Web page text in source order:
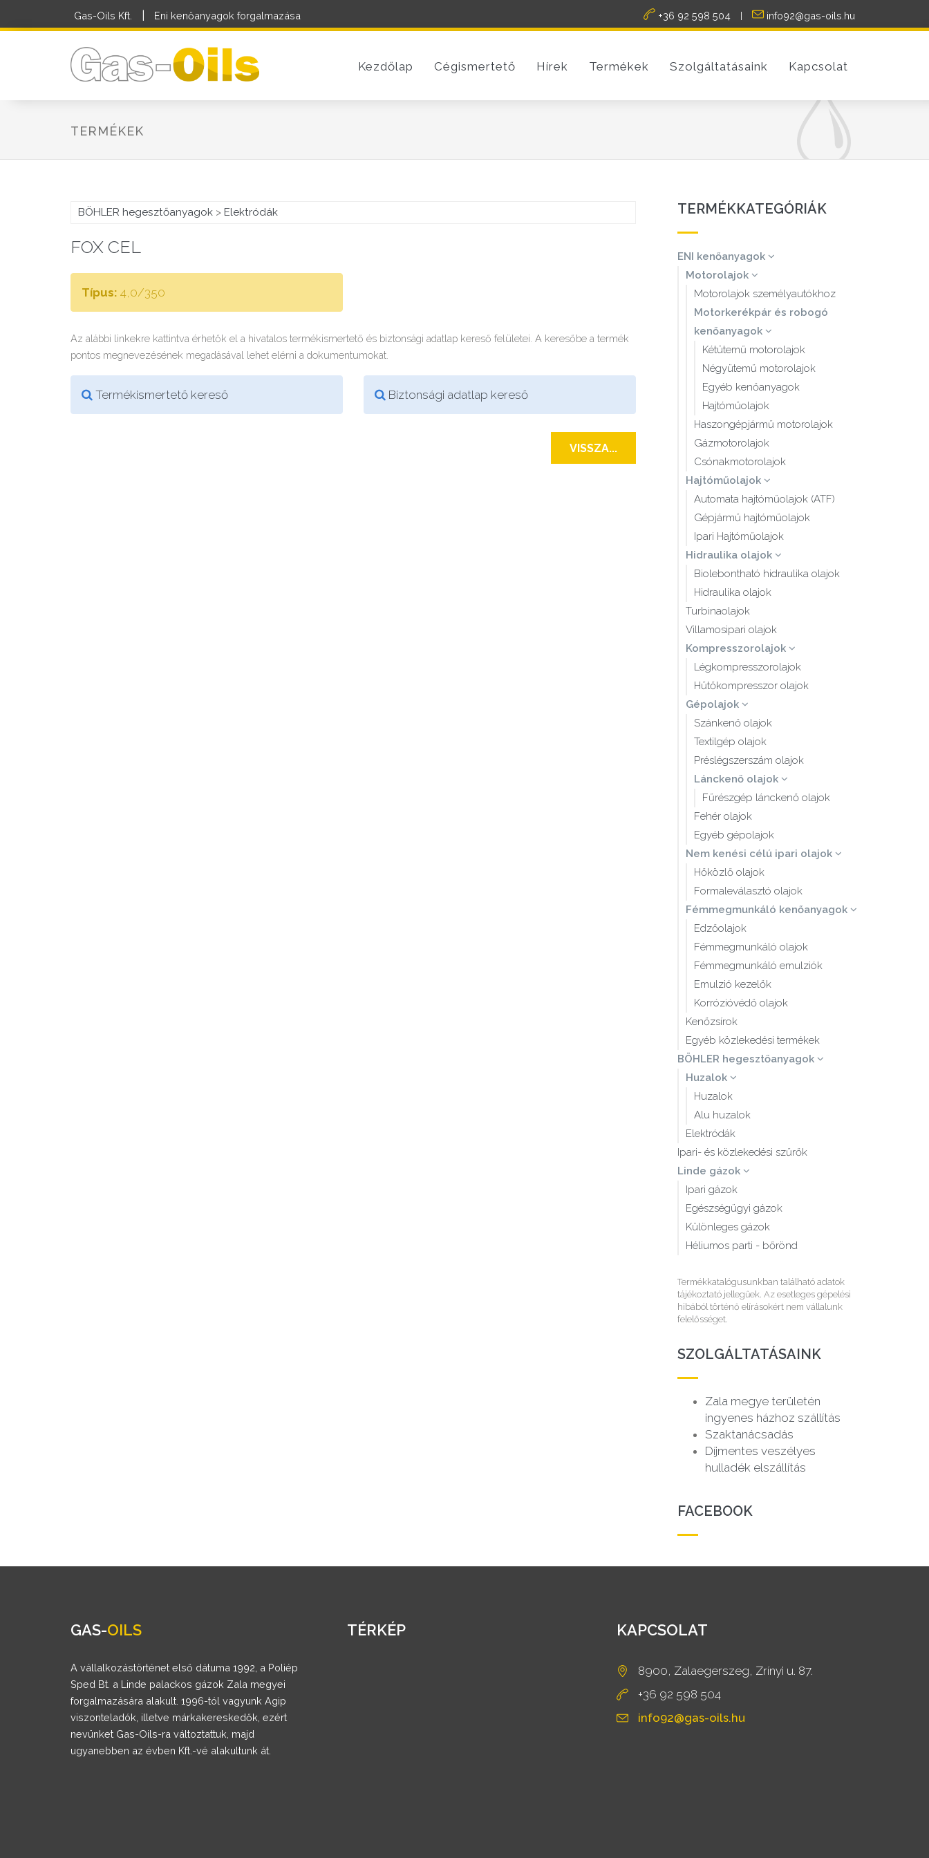
Gas-Oils Kft. Eni kenőanyagok forgalmazása +36 92 598 504 info92@gas-oils.hu
Kezdőlap Cégismertető Hírek Termékek Szolgáltatásaink Kapcsolat
TERMÉKEK
BÖHLER hegesztőanyagok > Elektródák
FOX CEL
Típus: 4,0/350
Az alábbi linkekre kattintva érhetők el a hivatalos termékismertető és biztonsági adatlap kereső felületei. A keresőbe a termék
pontos megnevezésének megadásával lehet elérni a dokumentumokat.
Termékismertető kereső Biztonsági adatlap kereső
VISSZA...
TERMÉKKATEGÓRIÁK
ENI kenőanyagok
Motorolajok
Motorolajok személyautókhoz
Motorkerékpár és robogó
kenőanyagok
Kétütemű motorolajok
Négyütemű motorolajok
Egyéb kenőanyagok
Hajtóműolajok
Haszongépjármű motorolajok
Gázmotorolajok
Csónakmotorolajok
Hajtóműolajok
Automata hajtóműolajok (ATF)
Gépjármű hajtóműolajok
Ipari Hajtóműolajok
Hidraulika olajok
Biolebontható hidraulika olajok
Hidraulika olajok
Turbinaolajok
Villamosipari olajok
Kompresszorolajok
Légkompresszorolajok
Hűtőkompresszor olajok
Gépolajok
Szánkenő olajok
Textilgép olajok
Préslégszerszám olajok
Lánckenő olajok
Fűrészgép lánckenő olajok
Fehér olajok
Egyéb gépolajok
Nem kenési célú ipari olajok
Hőközlő olajok
Formaleválasztó olajok
Fémmegmunkáló kenőanyagok
Edzőolajok
Fémmegmunkáló olajok
Fémmegmunkáló emulziók
Emulzió kezelők
Korrózióvédő olajok
Kenőzsírok
Egyéb közlekedési termékek
BÖHLER hegesztőanyagok
Huzalok
Huzalok
Alu huzalok
Elektródák
Ipari- és közlekedési szűrők
Linde gázok
Ipari gázok
Egészségügyi gázok
Különleges gázok
Héliumos parti - bőrönd
Termékkatalógusunkban található adatok
tájékoztató jellegűek. Az esetleges gépelési
hibából történő elírásokért nem vállalunk
felelősséget.
SZOLGÁLTATÁSAINK
Zala megye területén
ingyenes házhoz szállítás
Szaktanácsadás
Díjmentes veszélyes
hulladék elszállítás
FACEBOOK
GAS-OILS
A vállalkozástörténet első dátuma 1992, a Poliép
Sped Bt. a Linde palackos gázok Zala megyei
forgalmazására alakult. 1996-tól vagyunk Agip
viszonteladók, illetve márkakereskedők, ezért
nevünket Gas-Oils-ra változtattuk, majd
ugyanebben az évben Kft.-vé alakultunk át.
TÉRKÉP KAPCSOLAT
8900, Zalaegerszeg, Zrínyi u. 87.
+36 92 598 504
info92@gas-oils.hu